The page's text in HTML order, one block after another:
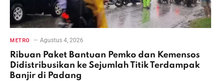
METRO Agustus 4, 2026
Ribuan Paket Bantuan Pemko dan Kemensos
Didistribusikan ke Sejumlah Titik Terdampak
Banjir di Padang